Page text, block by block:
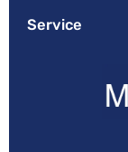
Service